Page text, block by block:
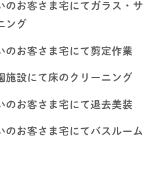
のお客さま宅にてガラス・サ
ング
のお客さま宅にて剪定作業
施設にて床のクリーニング
のお客さま宅にて退去美装
のお客さま宅にてバスルーム